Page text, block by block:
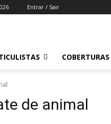
Entrar / Sair
de animal